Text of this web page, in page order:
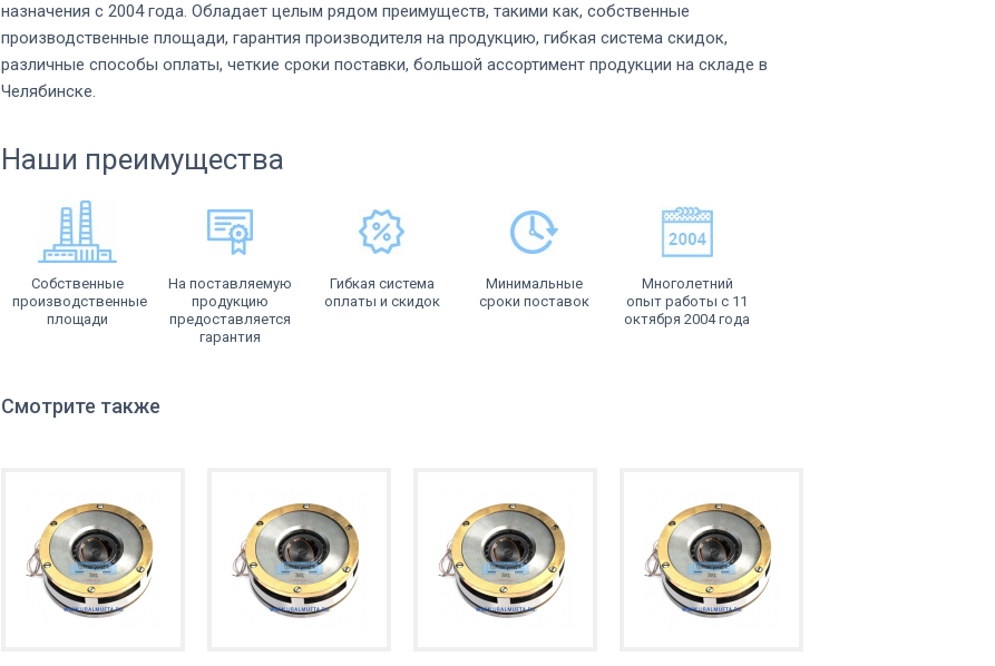
назначения с 2004 года. Обладает целым рядом преимуществ, такими как, собственные
производственные площади, гарантия производителя на продукцию, гибкая система скидок,
различные способы оплаты, четкие сроки поставки, большой ассортимент продукции на складе в
Челябинске.
Наши преимущества
Собственные
производственные
площади
На поставляемую
продукцию
предоставляется
гарантия
Гибкая система
оплаты и скидок
Минимальные
сроки поставок
Многолетний
опыт работы с 11
октября 2004 года
Смотрите также